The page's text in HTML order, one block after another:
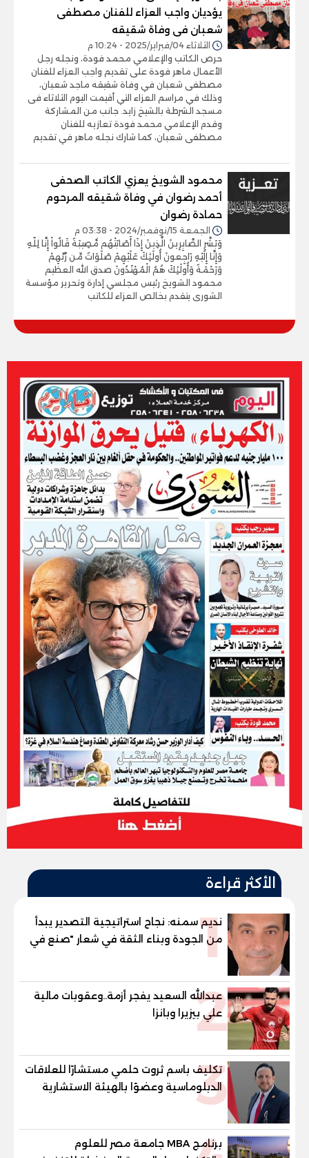
يؤديان واجب العزاء للفنان مصطفى
شعبان فى وفاة شقيقه
الثلاثاء 04/فبراير/2025 - 10:24 م
حرص الكاتب والإعلامي محمد فودة، ونجله رجل
الأعمال ماهر فودة على تقديم واجب العزاء للفنان
مصطفى شعبان في وفاة شقيقه ماجد شعبان،
وذلك في مراسم العزاء التي أقيمت اليوم الثلاثاء فى
مسجد الشرطة بالشيخ زايد. جانب من المشاركة
وقدم الإعلامي محمد فودة تعازيه للفنان
مصطفى شعبان، كما شارك نجله ماهر في تقديم
محمود الشويخ يعزي الكاتب الصحفى
أحمد رضوان في وفاة شقيقه المرحوم
حمادة رضوان
الجمعة 15/نوفمبر/2024 - 03:38 م
وَبَشِّرِ الصَّابِرِينَ الَّذِينَ إِذَا أَصَابَتْهُم مُّصِيبَةٌ قَالُواْ إِنَّا لِلّهِ
وَإِنَّا إِلَيْهِ رَاجِعونَ أُولَئِكَ عَلَيْهِمْ صَلَوَاتٌ مِّن رَّبِّهِمْ
وَرَحْمَةٌ وَأُولَئِكَ هُمُ الْمُهْتَدُونَ صدق الله العظيم
محمود الشويخ رئيس مجلسي إدارة وتحرير مؤسسة
الشورى يتقدم بخالص العزاء للكاتب
الأكثر قراءة
1
نديم سمنه: نجاح استراتيجية التصدير يبدأ
من الجودة وبناء الثقة في شعار "صنع في
مصر"
2
عبدالله السعيد يفجر أزمة..وعقوبات مالية
علي بيزيرا وبانزا
3
تكليف باسم ثروت حلمي مستشارًا للعلاقات
الدبلوماسية وعضوًا بالهيئة الاستشارية
العليا لمنظمة «جاد جمينت يوإن»
برنامج MBA جامعة مصر للعلوم